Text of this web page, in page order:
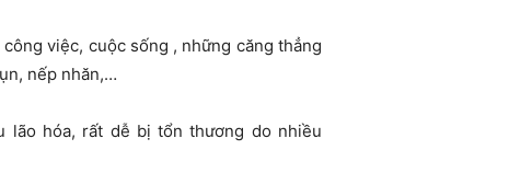
việc, cuộc sống , những căng thẳng
nếp nhăn,…
lão hóa, rất dễ bị tổn thương do nhiều